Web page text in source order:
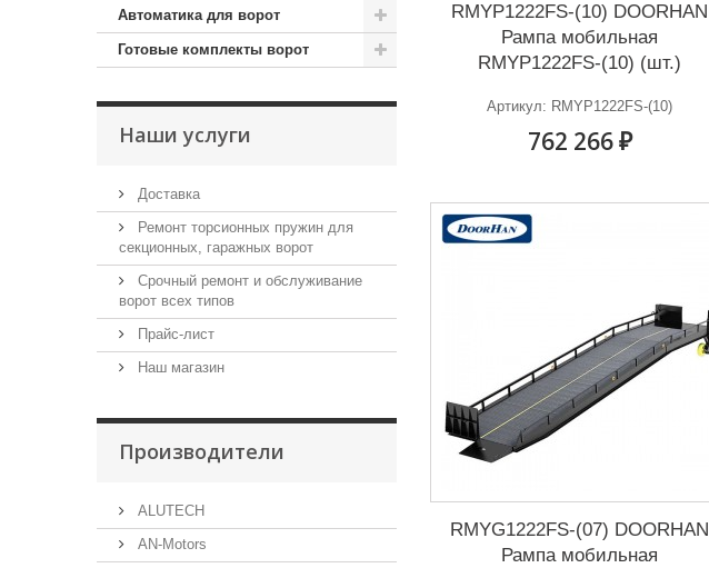
Автоматика для ворот
Готовые комплекты ворот
Наши услуги
Доставка
Ремонт торсионных пружин для
секционных, гаражных ворот
Срочный ремонт и обслуживание
ворот всех типов
Прайс-лист
Наш магазин
Производители
ALUTECH
AN-Motors
RMYP1222FS-(10) DOORHAN
Рампа мобильная
RMYP1222FS-(10) (шт.)
Артикул: RMYP1222FS-(10)
762 266 ₽
RMYG1222FS-(07) DOORHAN
Рампа мобильная